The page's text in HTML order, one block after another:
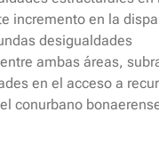
incremento en la
desigualdades
ambas áreas,
en el acceso a
conurbano